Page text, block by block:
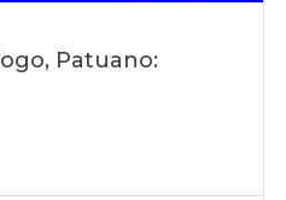
Patuano: